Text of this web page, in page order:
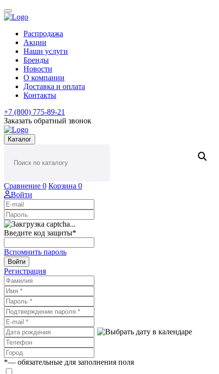
Распродажа
Акции
Наши услуги
Бренды
Новости
О компании
Доставка и оплата
Контакты
+7 (800) 775-89-21
Заказать обратный звонок
Каталог
Сравнение 0 Корзина 0
Войти
Введите код защиты*
Вспомнить пароль
Войти
Регистрация
*— обязательные для заполнения поля